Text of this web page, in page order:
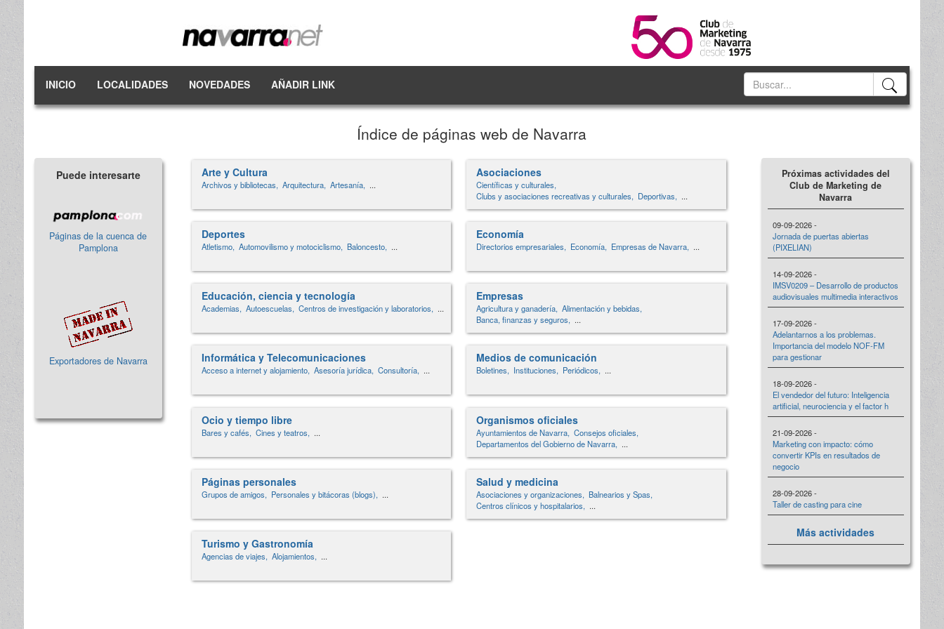
INICIO LOCALIDADES NOVEDADES AÑADIR LINK
Índice de páginas web de Navarra
Puede interesarte
Páginas de la cuenca de
Pamplona
Exportadores de Navarra
Arte y Cultura
Archivos y bibliotecas, Arquitectura, Artesanía, ...
Asociaciones
Científicas y culturales,
Clubs y asociaciones recreativas y culturales, Deportivas, ...
Deportes
Atletismo, Automovilismo y motociclismo, Baloncesto, ...
Economía
Directorios empresariales, Economía, Empresas de Navarra, ...
Educación, ciencia y tecnología
Academias, Autoescuelas, Centros de investigación y laboratorios, ...
Empresas
Agricultura y ganadería, Alimentación y bebidas,
Banca, finanzas y seguros, ...
Informática y Telecomunicaciones
Acceso a internet y alojamiento, Asesoría jurídica, Consultoría, ...
Medios de comunicación
Boletines, Instituciones, Periódicos, ...
Ocio y tiempo libre
Bares y cafés, Cines y teatros, ...
Organismos oficiales
Ayuntamientos de Navarra, Consejos oficiales,
Departamentos del Gobierno de Navarra, ...
Páginas personales
Grupos de amigos, Personales y bitácoras (blogs), ...
Salud y medicina
Asociaciones y organizaciones, Balnearios y Spas,
Centros clínicos y hospitalarios, ...
Turismo y Gastronomía
Agencias de viajes, Alojamientos, ...
Próximas actividades del
Club de Marketing de
Navarra
09-09-2026 -
Jornada de puertas abiertas
(PIXELIAN)
14-09-2026 -
IMSV0209 – Desarrollo de productos
audiovisuales multimedia interactivos
17-09-2026 -
Adelantarnos a los problemas.
Importancia del modelo NOF-FM
para gestionar
18-09-2026 -
El vendedor del futuro: Inteligencia
artificial, neurociencia y el factor h
21-09-2026 -
Marketing con impacto: cómo
convertir KPIs en resultados de
negocio
28-09-2026 -
Taller de casting para cine
Más actividades